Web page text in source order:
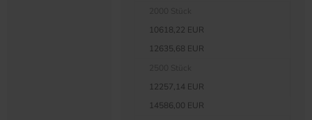
10618,22 EUR
12635,68 EUR
12257,14 EUR
14586,00 EUR